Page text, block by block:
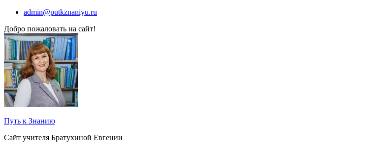
Перейти
содержимому
admin@putkznaniyu.ru
Добро пожаловать на сайт!
Путь к Знанию
Сайт учителя Братухиной Евгении